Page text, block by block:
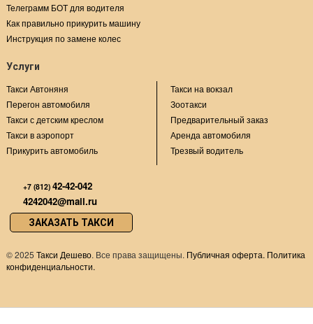
Телеграмм БОТ для водителя
Как правильно прикурить машину
Инструкция по замене колес
Услуги
Такси Автоняня
Перегон автомобиля
Такси с детским креслом
Такси в аэропорт
Прикурить автомобиль
Такси на вокзал
Зоотакси
Предварительный заказ
Аренда автомобиля
Трезвый водитель
+7 (812) 42-42-042
4242042@mail.ru
ЗАКАЗАТЬ ТАКСИ
©2025 Такси Дешево. Все права защищены. Публичная оферта. Политика
конфиденциальности.